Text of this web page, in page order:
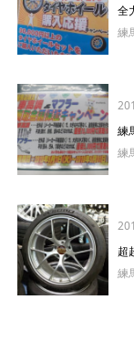
全
練
練
練
超
練